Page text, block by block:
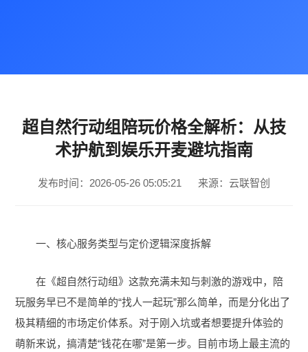
超自然行动组陪玩价格全解析：从技
术护航到娱乐开麦避坑指南
发布时间：2026-05-26 05:05:21 来源：云联智创
一、核心服务类型与定价逻辑深度拆解
在《超自然行动组》这款充满未知与刺激的游戏中，陪
玩服务早已不是简单的“找人一起玩”那么简单，而是分化出了
极其精细的市场定价体系。对于刚入坑或者想要提升体验的
萌新来说，搞清楚“钱花在哪”是第一步。目前市场上最主流的